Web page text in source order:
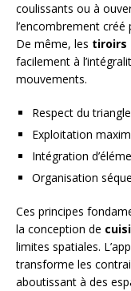
coulissants ou à
l’encombrement
De même, les tiroirs
facilement à
mouvements.
Respect du
Exploitation
Intégration
Organisation
Ces principes
la conception de
limites spatiales.
transforme les
aboutissant à des